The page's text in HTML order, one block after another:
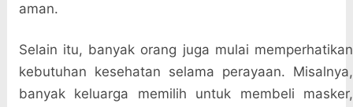
aman.
Selain itu, banyak orang juga mulai memperhatikan
kebutuhan kesehatan selama perayaan. Misalnya,
banyak keluarga memilih untuk membeli masker,